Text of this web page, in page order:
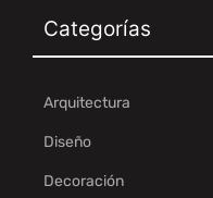
Categorías
Arquitectura
Diseño
Decoración